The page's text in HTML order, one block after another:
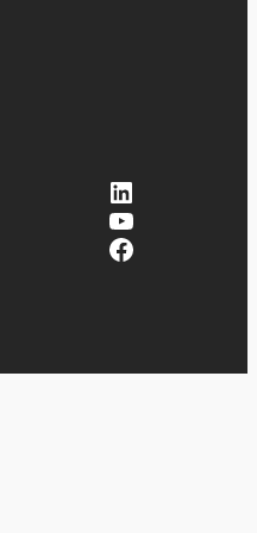
LinkedIn
YouTube
Facebook